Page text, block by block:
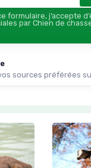
formulaire, j’accepte
par Chien de
sources préférées